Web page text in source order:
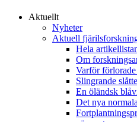
Aktuellt
Nyheter
Aktuell
Hela
Om
Varför
Slingrande
En öländsk
Det nya